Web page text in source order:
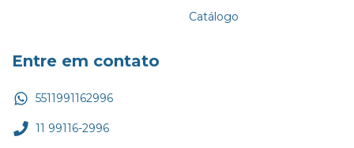
Catálogo
Entre em contato
5511991162996
11 99116-2996